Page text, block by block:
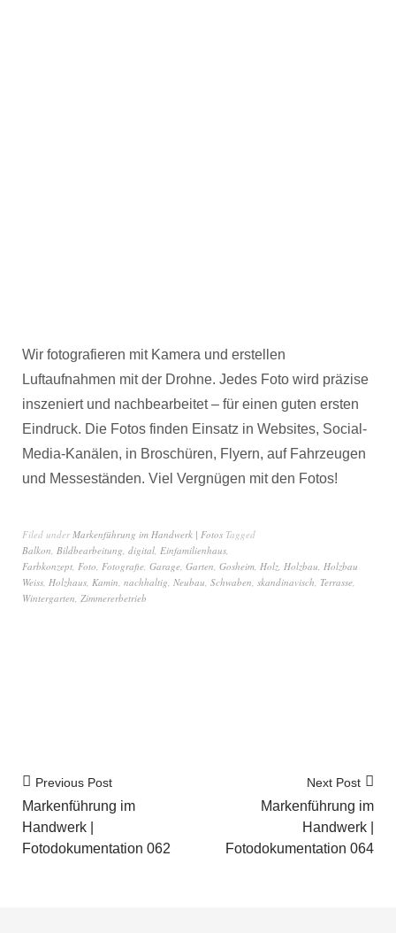
Wir fotografieren mit Kamera und erstellen
Luftaufnahmen mit der Drohne. Jedes Foto wird präzise
inszeniert und nachbearbeitet – für einen guten ersten
Eindruck. Die Fotos finden Einsatz in Websites, Social-
Media-Kanälen, in Broschüren, Flyern, auf Fahrzeugen
und Messeständen. Viel Vergnügen mit den Fotos!
Filed underMarkenführung im Handwerk | Fotos Tagged
Balkon, Bildbearbeitung, digital, Einfamilienhaus,
Farbkonzept, Foto, Fotografie, Garage, Garten, Gosheim, Holz, Holzbau, Holzbau
Weiss, Holzhaus, Kamin, nachhaltig, Neubau, Schwaben, skandinavisch, Terrasse,
Wintergarten, Zimmererbetrieb
Previous Post
Markenführung im
Handwerk |
Fotodokumentation 062
Next Post
Markenführung im
Handwerk |
Fotodokumentation 064